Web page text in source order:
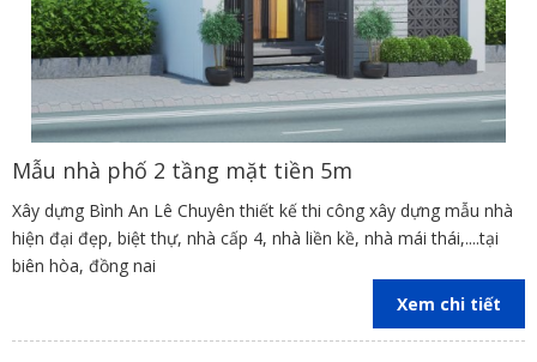
Mẫu nhà phố 2 tầng mặt tiền 5m
Xây dựng Bình An Lê Chuyên thiết kế thi công xây dựng mẫu nhà
hiện đại đẹp, biệt thự, nhà cấp 4, nhà liền kề, nhà mái thái,....tại
biên hòa, đồng nai
Xem chi tiết